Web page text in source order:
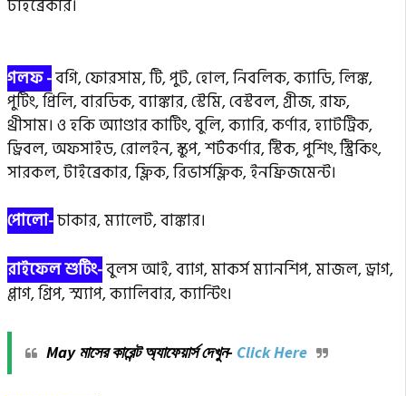
টাইব্রেকার।
গলফ -বগি, ফোরসাম, টি, পুট, হোল, নিবলিক, ক্যাডি, লিঙ্ক,
পুটিং, প্রিলি, বারডিক, ব্যাঙ্কার, স্টেমি, বেস্টবল, গ্রীজ, রাফ,
থ্রীসাম। ও হকি অ্যাণ্ডার কাটিং, বুলি, ক্যারি, কর্ণার, হ্যাটট্রিক,
ড্রিবল, অফসাইড, রোলইন, স্কুপ, শর্টকর্ণার, স্টিক, পুশিং,স্ট্রিকিং,
সারকল, টাইব্রেকার, ফ্লিক, রিভার্সফ্লিক, ইনফ্রিজমেন্ট।
পোলো-চাকার, ম্যালেট, বাঙ্কার।
রাইফেল শুটিং-বুলস আই, ব্যাগ, মাকর্স ম্যানশিপ, মাজল, ড্রাগ,
প্লাগ, গ্রিপ, স্ম্যাপ, ক্যালিবার, ক্যান্টিং।
May মাসের কারেন্ট অ্যাফেয়ার্স দেখুন- Click Here